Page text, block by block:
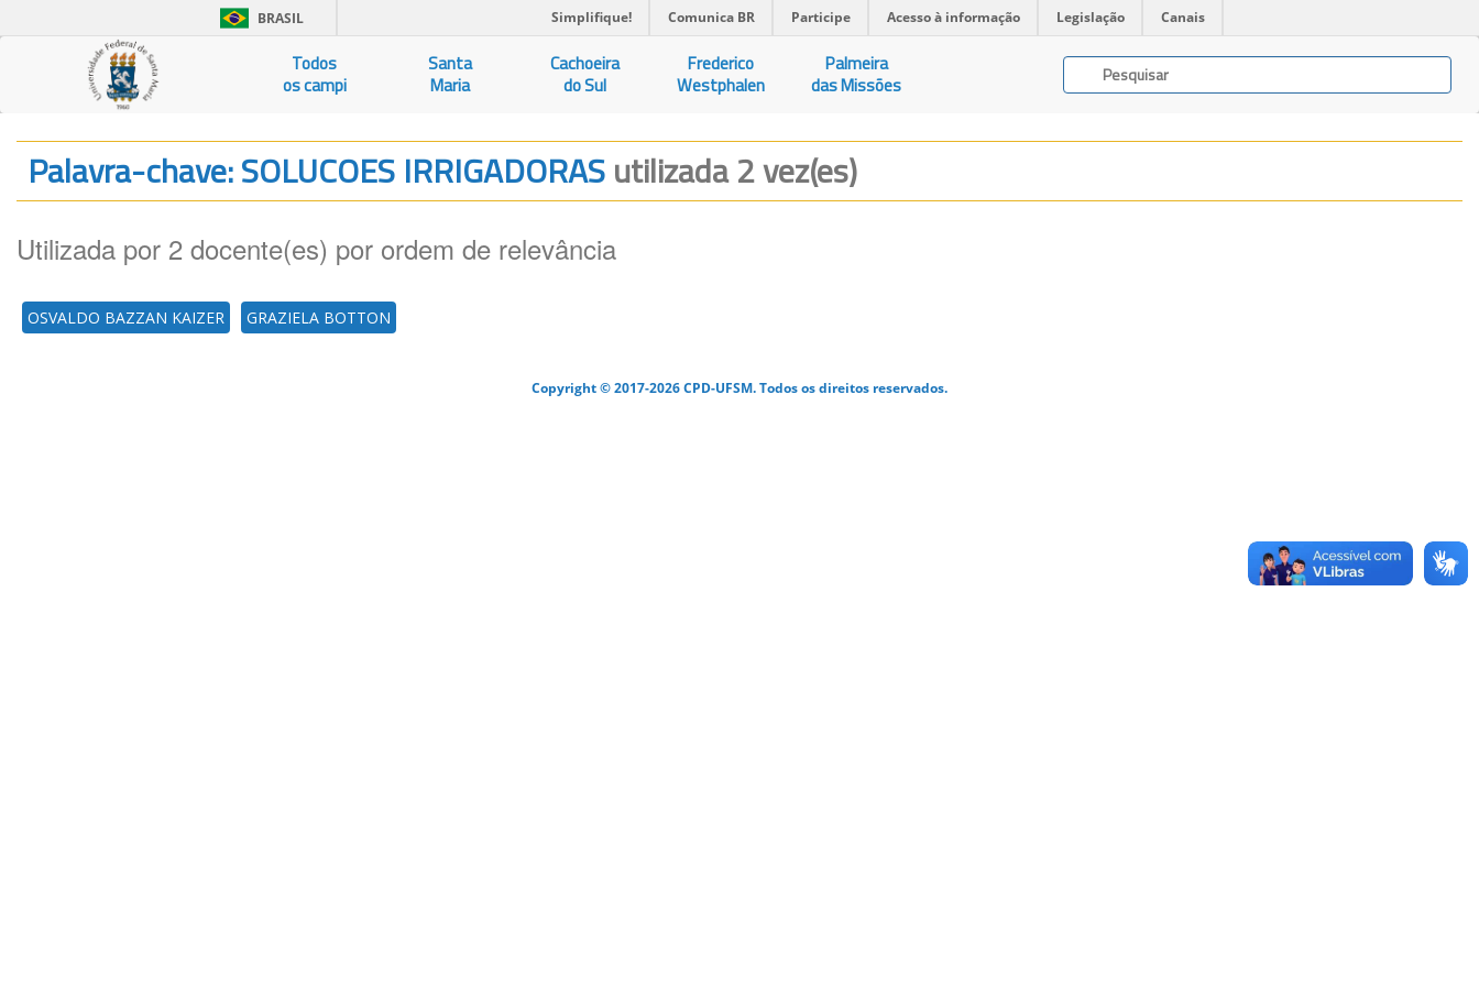
BRASIL Simplifique! Comunica BR Participe Acesso à informação Legislação Canais
Todos
os campi
Santa
Maria
Cachoeira
do Sul
Frederico
Westphalen
Palmeira
das Missões
Palavra-chave: SOLUCOES IRRIGADORASutilizada 2 vez(es)
Utilizada por 2 docente(es) por ordem de relevância
OSVALDO BAZZAN KAIZER GRAZIELA BOTTON
Copyright © 2017-2026 CPD-UFSM. Todos os direitos reservados.